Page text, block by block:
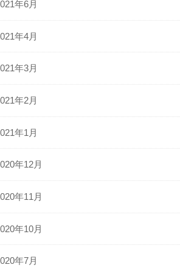
年6月
年4月
年3月
年2月
年1月
年12月
年11月
年10月
年7月